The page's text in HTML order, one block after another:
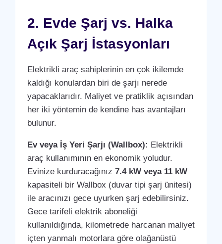
2. Evde Şarj vs. Halka
Açık Şarj İstasyonları
Elektrikli araç sahiplerinin en çok ikilemde
kaldığı konulardan biri de şarjı nerede
yapacaklarıdır. Maliyet ve pratiklik açısından
her iki yöntemin de kendine has avantajları
bulunur.
Ev veya İş Yeri Şarjı (Wallbox): Elektrikli
araç kullanımının en ekonomik yoludur.
Evinize kurduracağınız 7.4 kW veya 11 kW
kapasiteli bir Wallbox (duvar tipi şarj ünitesi)
ile aracınızı gece uyurken şarj edebilirsiniz.
Gece tarifeli elektrik aboneliği
kullanıldığında, kilometrede harcanan maliyet
içten yanmalı motorlara göre olağanüstü